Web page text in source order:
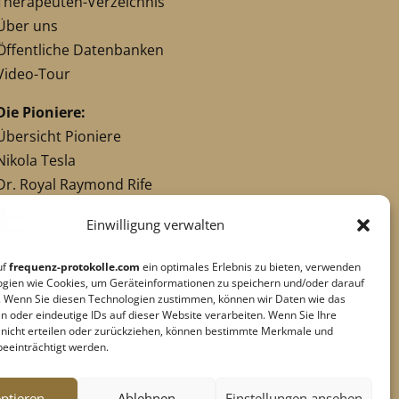
Einwilligung verwalten
frequenz-protokolle.com ein optimales Erlebnis zu bieten, verwenden
wie Cookies, um Geräteinformationen zu speichern und/oder darauf
Sie diesen Technologien zustimmen, können wir Daten wie das
oder eindeutige IDs auf dieser Website verarbeiten. Wenn Sie Ihre
erteilen oder zurückziehen, können bestimmte Merkmale und
werden.
uns
Datenbanken
Tour
Pioniere:
Pioniere
Tesla
Royal Raymond Rife
Robert C. Beck
Pioniere
|Datenschutz
Barrierefreiheit